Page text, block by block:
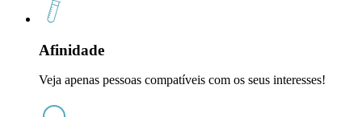
Afinidade
Veja apenas pessoas compatíveis com os seus interesses!